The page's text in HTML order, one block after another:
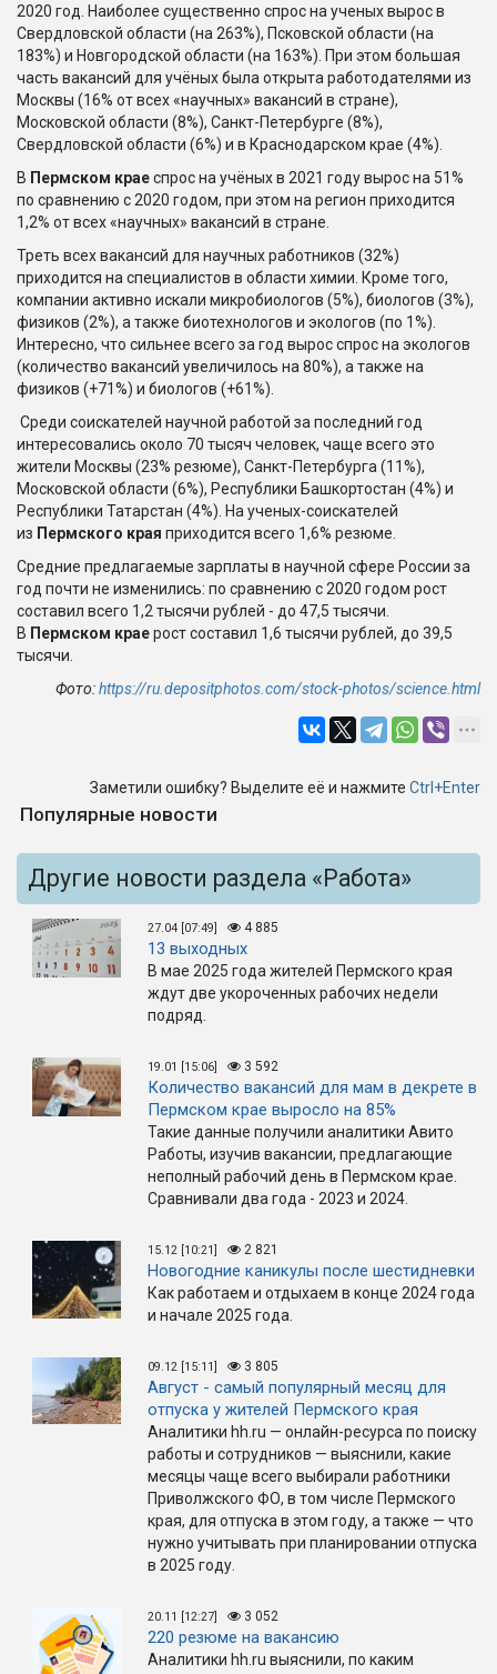
2020 год. Наиболее существенно спрос на ученых вырос в
Свердловской области (на 263%), Псковской области (на
183%) и Новгородской области (на 163%). При этом большая
часть вакансий для учёных была открыта работодателями из
Москвы (16% от всех «научных» вакансий в стране),
Московской области (8%), Санкт-Петербурге (8%),
Свердловской области (6%) и в Краснодарском крае (4%).
В Пермском краеспрос на учёных в 2021 году вырос на 51%
по сравнению с 2020 годом, при этом на регион приходится
1,2% от всех «научных» вакансий в стране.
Треть всех вакансий для научных работников (32%)
приходится на специалистов в области химии. Кроме того,
компании активно искали микробиологов (5%), биологов (3%),
физиков (2%), а также биотехнологов и экологов (по 1%).
Интересно, что сильнее всего за год вырос спрос на экологов
(количество вакансий увеличилось на 80%), а также на
физиков (+71%) и биологов (+61%).
Среди соискателей научной работой за последний год
интересовались около 70 тысяч человек, чаще всего это
жители Москвы (23% резюме), Санкт-Петербурга (11%),
Московской области (6%), Республики Башкортостан (4%) и
Республики Татарстан (4%). На ученых-соискателей
из Пермского края приходится всего 1,6% резюме.
Средние предлагаемые зарплаты в научной сфере России за
год почти не изменились: по сравнению с 2020 годом рост
составил всего 1,2 тысячи рублей - до 47,5 тысячи.
В Пермском краерост составил 1,6 тысячи рублей, до 39,5
тысячи.
Фото:https://ru.depositphotos.com/stock-photos/science.html
Заметили ошибку? Выделите её и нажмите Ctrl+Enter
Популярные новости
Другие новости раздела «Работа»
27.04 [07:49] 4 885
13 выходных
В мае 2025 года жителей Пермского края
ждут две укороченных рабочих недели
подряд.
19.01 [15:06] 3 592
Количество вакансий для мам в декрете в
Пермском крае выросло на 85%
Такие данные получили аналитики Авито
Работы, изучив вакансии, предлагающие
неполный рабочий день в Пермском крае.
Сравнивали два года - 2023 и 2024.
15.12 [10:21] 2 821
Новогодние каникулы после шестидневки
Как работаем и отдыхаем в конце 2024 года
и начале 2025 года.
09.12 [15:11] 3 805
Август - самый популярный месяц для
отпуска у жителей Пермского края
Аналитики hh.ru — онлайн-ресурса по поиску
работы и сотрудников — выяснили, какие
месяцы чаще всего выбирали работники
Приволжского ФО, в том числе Пермского
края, для отпуска в этом году, а также — что
нужно учитывать при планировании отпуска
в 2025 году.
20.11 [12:27] 3 052
220 резюме на вакансию
Аналитики hh.ru выяснили, по каким